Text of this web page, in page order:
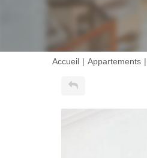
Accueil Appartements